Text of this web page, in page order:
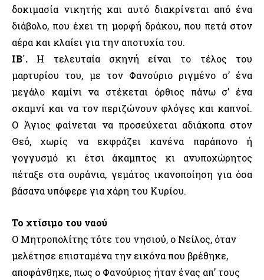
δοκιμασία νικητής και αυτό διακρίνεται από ένα
διάβολο, που έχει τη μορφή δράκου, που πετά στον
αέρα και κλαίει για την αποτυχία του.
ΙΒ΄. Η τελευταία σκηνή είναι το τέλος του
μαρτυρίου του, με τον Φανούριο ριγμένο σ’ ένα
μεγάλο καμίνι να στέκεται όρθιος πάνω σ’ ένα
σκαμνί και να τον περιζώνουν φλόγες και καπνοί.
Ο Άγιος φαίνεται να προσεύχεται αδιάκοπα στον
Θεό, χωρίς να εκφράζει κανένα παράπονο ή
γογγυσμό κι έτσι άκαμπτος κι ανυποχώρητος
πέταξε στα ουράνια, γεμάτος ικανοποίηση για όσα
βάσανα υπόφερε για χάρη του Κυρίου.
Το χτίσιμο του ναού
Ο Μητροπολίτης τότε του νησιού, ο Νείλος, όταν
μελέτησε επισταμένα την εικόνα που βρέθηκε,
αποφάνθηκε, πως ο Φανούριος ήταν ένας απ’ τους